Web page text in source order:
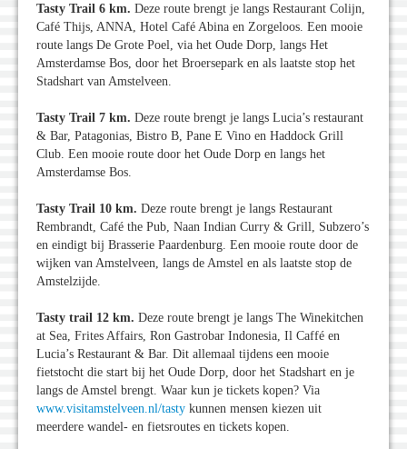
Tasty Trail 6 km. Deze route brengt je langs Restaurant Colijn,
Café Thijs, ANNA, Hotel Café Abina en Zorgeloos. Een mooie
route langs De Grote Poel, via het Oude Dorp, langs Het
Amsterdamse Bos, door het Broersepark en als laatste stop het
Stadshart van Amstelveen.
Tasty Trail 7 km. Deze route brengt je langs Lucia’s restaurant
& Bar, Patagonias, Bistro B, Pane E Vino en Haddock Grill
Club. Een mooie route door het Oude Dorp en langs het
Amsterdamse Bos.
Tasty Trail 10 km. Deze route brengt je langs Restaurant
Rembrandt, Café the Pub, Naan Indian Curry & Grill, Subzero’s
en eindigt bij Brasserie Paardenburg. Een mooie route door de
wijken van Amstelveen, langs de Amstel en als laatste stop de
Amstelzijde.
Tasty trail 12 km. Deze route brengt je langs The Winekitchen
at Sea, Frites Affairs, Ron Gastrobar Indonesia, Il Caffé en
Lucia’s Restaurant & Bar. Dit allemaal tijdens een mooie
fietstocht die start bij het Oude Dorp, door het Stadshart en je
langs de Amstel brengt. Waar kun je tickets kopen? Via
www.visitamstelveen.nl/tasty kunnen mensen kiezen uit
meerdere wandel- en fietsroutes en tickets kopen.